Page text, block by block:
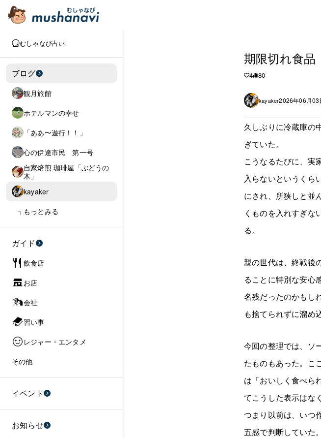
むしゃなび占い
ブログ
観月旅館
ホテルマンの幸せ
「ああ〜遊行！！」
心の伊達市民 第一号
自家焙煎 珈琲屋「ぶどうの
木」
kayaker
もっとみる
ガイド
飲食店
お店
会社
習い事
レジャー・エンタメ
その他
イベント
お知らせ
期限切れ食品
4 80
kayaker2026年06月03
久しぶりに冷蔵庫の
ぎていた。
こうなるたびに、実
入らないというくら
にされ、所狭しと並
くものを入れすぎな
る。
親の世代は、終戦後
ることに特別な安心
名残だったのかもし
も捨てられずに溜め
今回の整理では、ソ
たものもあった。こ
は「おいしく食べら
てこうした表示はな
つまり以前は、いつ
五感で判断していた